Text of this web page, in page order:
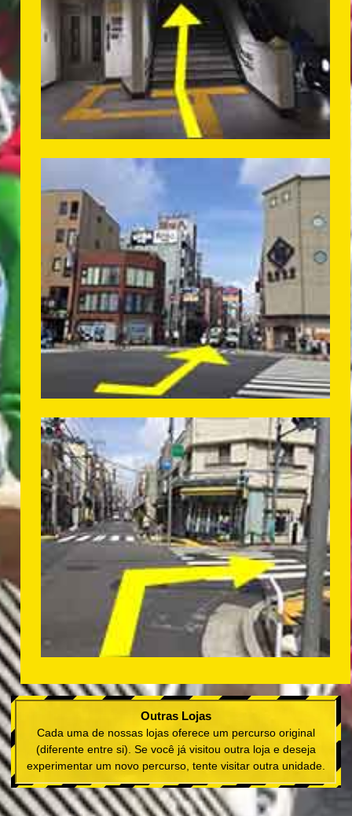
Outras Lojas
Cada uma de nossas lojas oferece um percurso original
(diferente entre si). Se você já visitou outra loja e deseja
experimentar um novo percurso, tente visitar outra unidade.